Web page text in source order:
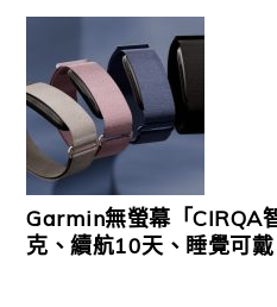
Garmin無螢幕「CIRQA
克、續航10天、睡覺可戴